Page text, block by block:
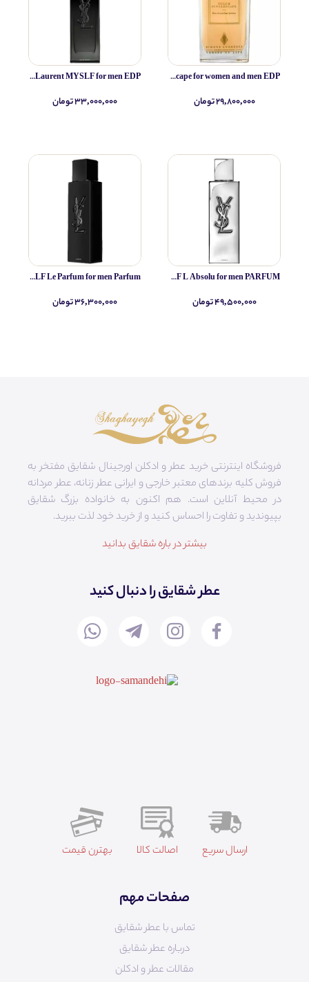
Simone Andreoli Tulum Junglescape for women and men EDP
۲۹,۸۰۰,۰۰۰ تومان
Yves Saint Laurent MYSLF L Absolu for men PARFUM
۴۹,۵۰۰,۰۰۰ تومان
Yves Saint Laurent MYSLF for men EDP
۳۳,۰۰۰,۰۰۰ تومان
Yves Saint Laurent MYSLF Le Parfum for men Parfum
۳۶,۳۰۰,۰۰۰ تومان
فروشگاه اینترنتی خرید عطر و ادکلن اورجینال شقایق مفتخر به
فروش کلیه برندهای معتبر خارجی و ایرانی عطر زنانه، عطر مردانه
در محیط آنلاین است. هم‌ اکنون به خانواده بزرگ شقایق
بپیوندید و تفاوت را احساس کنید و از خرید خود لذت ببرید.
بیشتر در باره شقایق بدانید
عطر شقایق را دنبال کنید
ارسال سریع اصالت کالا بهترن قیمت
صفحات مهم
تماس با عطر شقایق
درباره عطر شقایق
مقالات عطر و ادکلن